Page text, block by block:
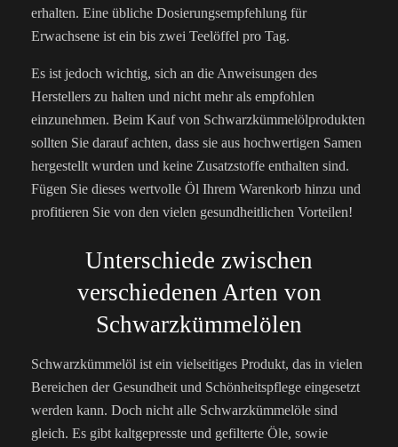
erhalten. Eine übliche Dosierungsempfehlung für
Erwachsene ist ein bis zwei Teelöffel pro Tag.
Es ist jedoch wichtig, sich an die Anweisungen des
Herstellers zu halten und nicht mehr als empfohlen
einzunehmen. Beim Kauf von Schwarzkümmelölprodukten
sollten Sie darauf achten, dass sie aus hochwertigen Samen
hergestellt wurden und keine Zusatzstoffe enthalten sind.
Fügen Sie dieses wertvolle Öl Ihrem Warenkorb hinzu und
profitieren Sie von den vielen gesundheitlichen Vorteilen!
Unterschiede zwischen
verschiedenen Arten von
Schwarzkümmelölen
Schwarzkümmelöl ist ein vielseitiges Produkt, das in vielen
Bereichen der Gesundheit und Schönheitspflege eingesetzt
werden kann. Doch nicht alle Schwarzkümmelöle sind
gleich. Es gibt kaltgepresste und gefilterte Öle, sowie